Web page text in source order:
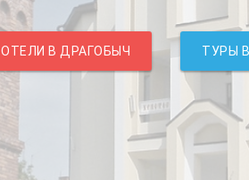
ОТЕЛИ В ДРАГОБЫЧ ТУРЫ